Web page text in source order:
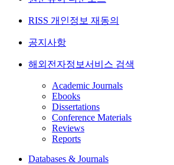
RISS 개인정보 재동의
공지사항
해외전자정보서비스 검색
Academic Journals
Ebooks
Dissertations
Conference Materials
Reviews
Reports
Databases & Journals